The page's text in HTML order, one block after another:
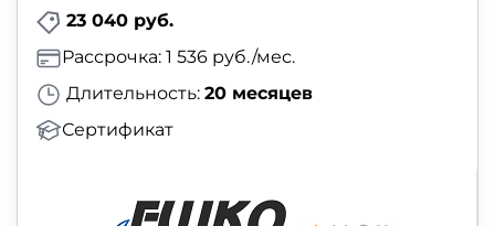
23 040 руб.
Длительность: 20 месяцев
Сертификат
Рассрочка: 1 536 руб./мес.